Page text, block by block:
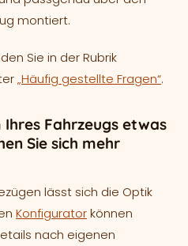
montiert.
Sie in der Rubrik
„Häufig gestellte Fragen“.
Fahrzeugs etwas
Sie sich mehr
lässt sich die Optik
Konfiguratorkönnen
nach eigenen